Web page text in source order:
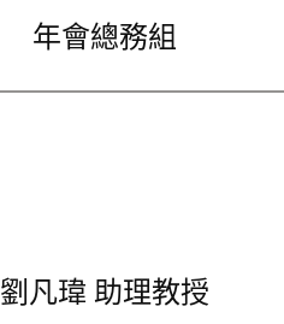
年會總務組
劉凡瑋 助理教授